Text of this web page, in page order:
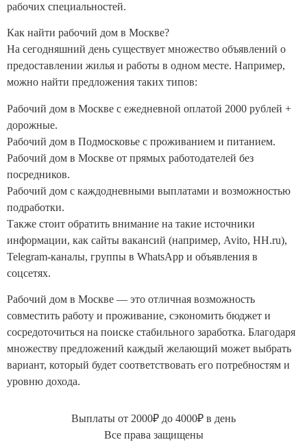
рабочих специальностей.
Как найти рабочий дом в Москве?
На сегодняшний день существует множество объявлений о
предоставлении жилья и работы в одном месте. Например,
можно найти предложения таких типов:
Рабочий дом в Москве с ежедневной оплатой 2000 рублей +
дорожные.
Рабочий дом в Подмосковье с проживанием и питанием.
Рабочий дом в Москве от прямых работодателей без
посредников.
Рабочий дом с каждодневными выплатами и возможностью
подработки.
Также стоит обратить внимание на такие источники
информации, как сайты вакансий (например, Avito, HH.ru),
Telegram-каналы, группы в WhatsApp и объявления в
соцсетях.
Рабочий дом в Москве — это отличная возможность
совместить работу и проживание, сэкономить бюджет и
сосредоточиться на поиске стабильного заработка. Благодаря
множеству предложений каждый желающий может выбрать
вариант, который будет соответствовать его потребностям и
уровню дохода.
Выплаты от 2000₽ до 4000₽ в день
Все права защищены